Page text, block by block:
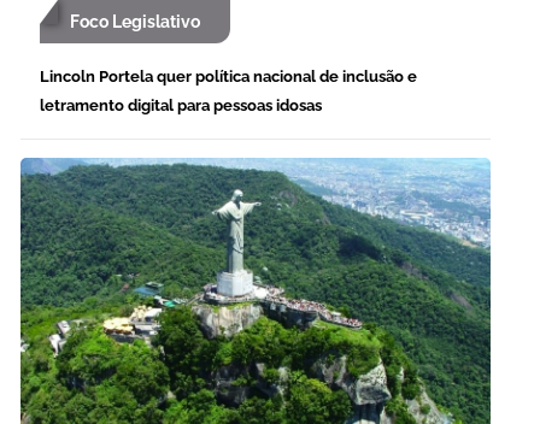
Foco Legislativo
Lincoln Portela quer política nacional de inclusão e
letramento digital para pessoas idosas